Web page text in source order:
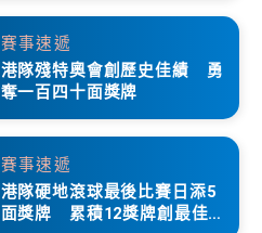
賽事速遞
港隊殘特奧會創歷史佳績 勇
奪一百四十面獎牌
賽事速遞
港隊硬地滾球最後比賽日添5
面獎牌 累積12獎牌創最佳成